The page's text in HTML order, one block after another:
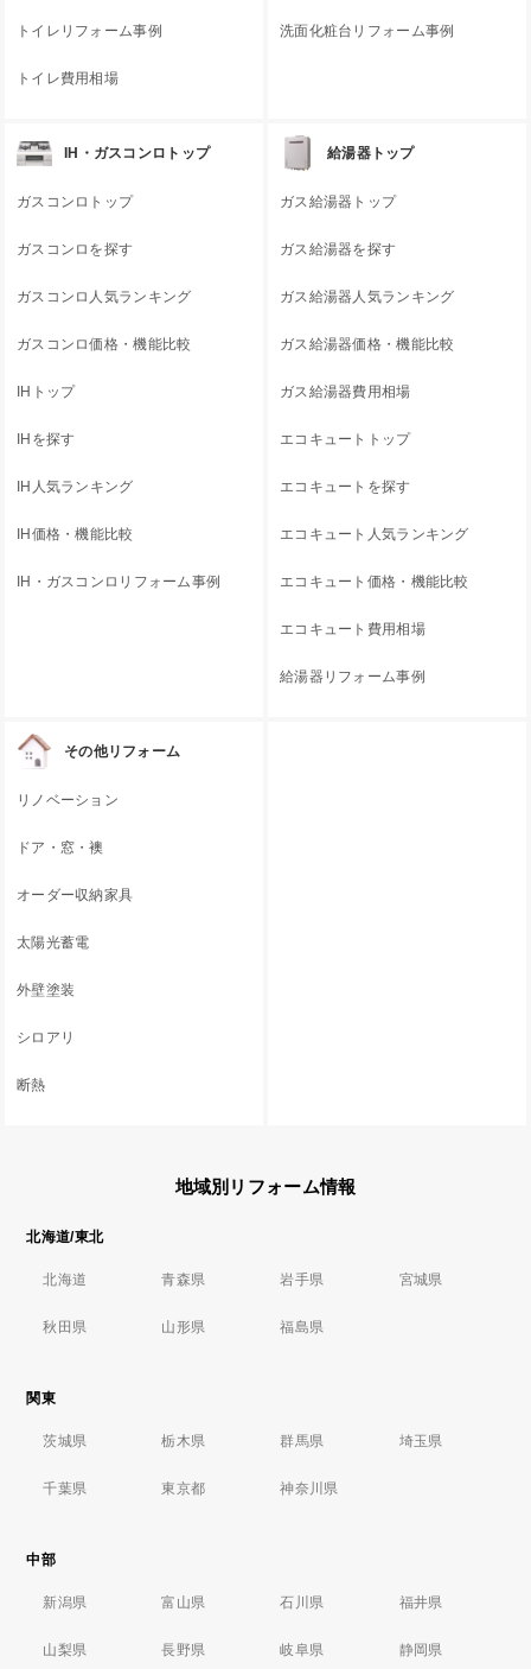
トイレリフォーム事例
トイレ費用相場
洗面化粧台リフォーム事例
IH・ガスコンロトップ
ガスコンロトップ
ガスコンロを探す
ガスコンロ人気ランキング
ガスコンロ価格・機能比較
IHトップ
IHを探す
IH人気ランキング
IH価格・機能比較
IH・ガスコンロリフォーム事例
給湯器トップ
ガス給湯器トップ
ガス給湯器を探す
ガス給湯器人気ランキング
ガス給湯器価格・機能比較
ガス給湯器費用相場
エコキュートトップ
エコキュートを探す
エコキュート人気ランキング
エコキュート価格・機能比較
エコキュート費用相場
給湯器リフォーム事例
その他リフォーム
リノベーション
ドア・窓・襖
オーダー収納家具
太陽光蓄電
外壁塗装
シロアリ
断熱
地域別リフォーム情報
北海道/東北
北海道 青森県 岩手県 宮城県
秋田県 山形県 福島県
関東
茨城県 栃木県 群馬県 埼玉県
千葉県 東京都 神奈川県
中部
新潟県 富山県 石川県 福井県
山梨県 長野県 岐阜県 静岡県